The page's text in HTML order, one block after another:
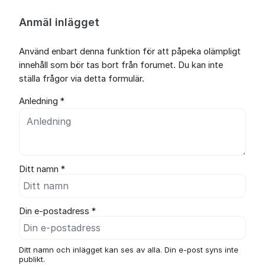
Anmäl inlägget
Använd enbart denna funktion för att påpeka olämpligt
innehåll som bör tas bort från forumet. Du kan inte
ställa frågor via detta formulär.
Anledning *
Ditt namn *
Din e-postadress *
Ditt namn och inlägget kan ses av alla. Din e-post syns inte
publikt.